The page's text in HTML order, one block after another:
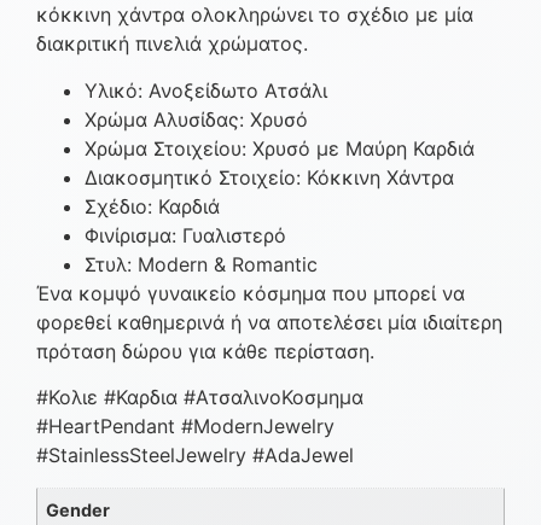
κόκκινη χάντρα ολοκληρώνει το σχέδιο με μία
διακριτική πινελιά χρώματος.
Υλικό: Ανοξείδωτο Ατσάλι
Χρώμα Αλυσίδας: Χρυσό
Χρώμα Στοιχείου: Χρυσό με Μαύρη Καρδιά
Διακοσμητικό Στοιχείο: Κόκκινη Χάντρα
Σχέδιο: Καρδιά
Φινίρισμα: Γυαλιστερό
Στυλ: Modern & Romantic
Ένα κομψό γυναικείο κόσμημα που μπορεί να
φορεθεί καθημερινά ή να αποτελέσει μία ιδιαίτερη
πρόταση δώρου για κάθε περίσταση.
#Κολιε #Καρδια #ΑτσαλινοΚοσμημα
#HeartPendant #ModernJewelry
#StainlessSteelJewelry #AdaJewel
Gender